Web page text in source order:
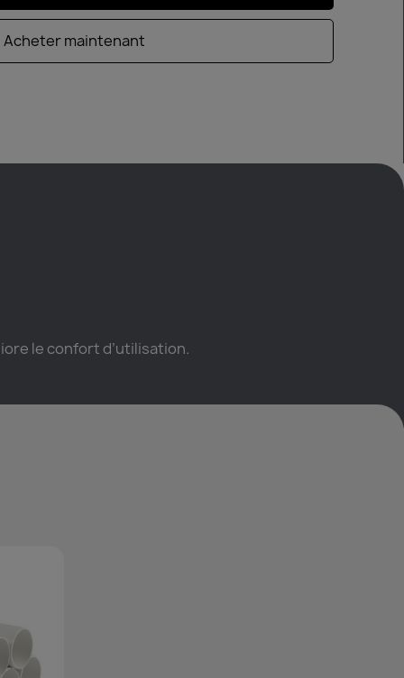
Acheter maintenant
le confort d’utilisation.